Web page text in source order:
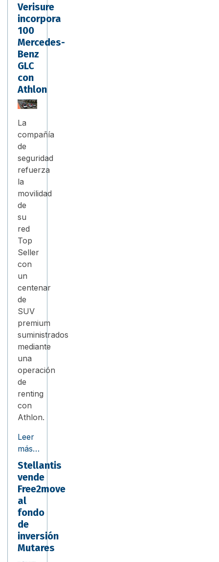
Verisure
incorpora
100
Mercedes-
Benz
GLC
con
Athlon
La
compañía
de
seguridad
refuerza
la
movilidad
de
su
red
Top
Seller
con
un
centenar
de
SUV
premium
suministrados
mediante
una
operación
de
renting
con
Athlon.
Leer
más…
Stellantis
vende
Free2move
al
fondo
de
inversión
Mutares